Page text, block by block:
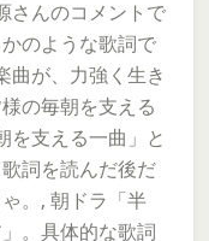
さんのコメントで
のような歌詞で
曲が、力強く生き
の毎朝を支える
を支える一曲」と
詞を読んだ後だ
。, 朝ドラ「半
。具体的な歌詞